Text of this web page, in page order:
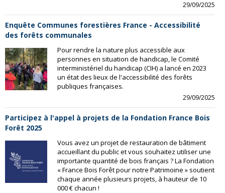
29/09/2025
Enquête Communes forestières France - Accessibilité
des forêts communales
Pour rendre la nature plus accessible aux
personnes en situation de handicap, le Comité
interministériel du handicap (CIH) a lancé en 2023
un état des lieux de l'accessibilité des forêts
publiques françaises.
29/09/2025
Participez à l'appel à projets de la Fondation France Bois
Forêt 2025
Vous avez un projet de restauration de bâtiment
accueillant du public et vous souhaitez utiliser une
importante quantité de bois français ? La Fondation
« France Bois Forêt pour notre Patrimoine » soutient
chaque année plusieurs projets, à hauteur de 10
000 € chacun !